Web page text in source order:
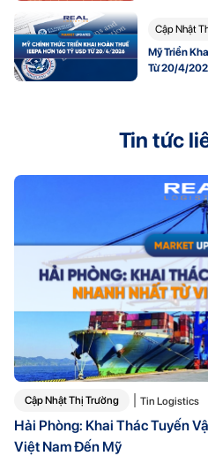
Cập Nhật
Mỹ Triển
Từ 20/4/
Tin tức
Cập Nhật Thị Trường Tin Logistics
Hải Phòng: Khai Thác Tuyến
Việt Nam Đến Mỹ